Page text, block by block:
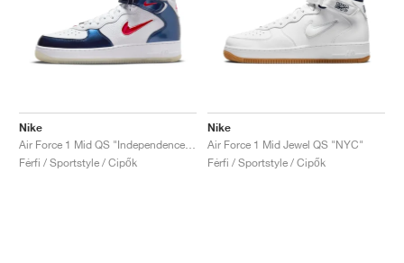
Nike
Férfi / Sportstyle / Cipők
Nike
Air Force 1 Mid Jewel QS "NYC"
Férfi / Sportstyle / Cipők